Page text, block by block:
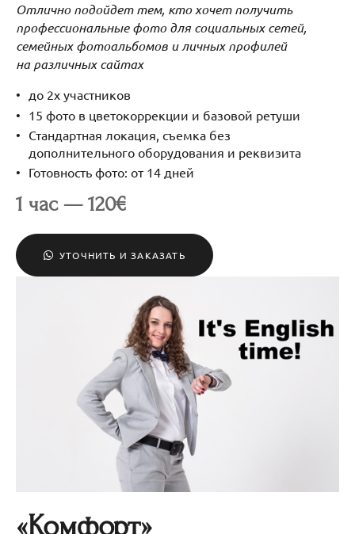
Отлично подойдет тем, кто хочет получить
профессиональные фото для социальных сетей,
семейных фотоальбомов и личных профилей
на различных сайтах
до 2х участников
15 фото в цветокоррекции и базовой ретуши
Стандартная локация, съемка без
дополнительного оборудования и реквизита
Готовность фото: от 14 дней
1 час —120€
УТОЧНИТЬ И ЗАКАЗАТЬ
«Комфорт»